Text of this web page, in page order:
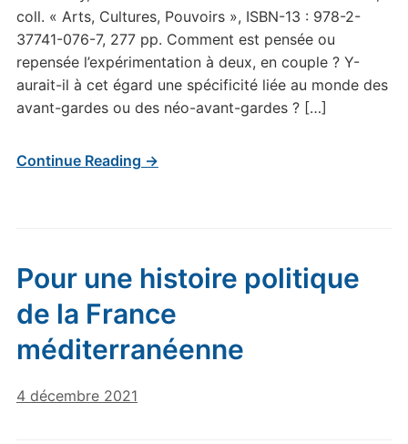
coll. « Arts, Cultures, Pouvoirs », ISBN-13 : 978-2-
37741-076-7, 277 pp. Comment est pensée ou
repensée l’expérimentation à deux, en couple ? Y-
aurait-il à cet égard une spécificité liée au monde des
avant-gardes ou des néo-avant-gardes ? […]
Continue Reading →
Pour une histoire politique
de la France
méditerranéenne
4 décembre 2021